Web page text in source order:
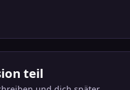
teil